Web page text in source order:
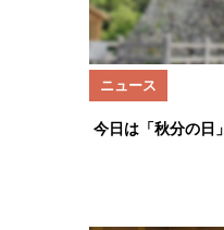
ニュース
今日は「秋分の日」